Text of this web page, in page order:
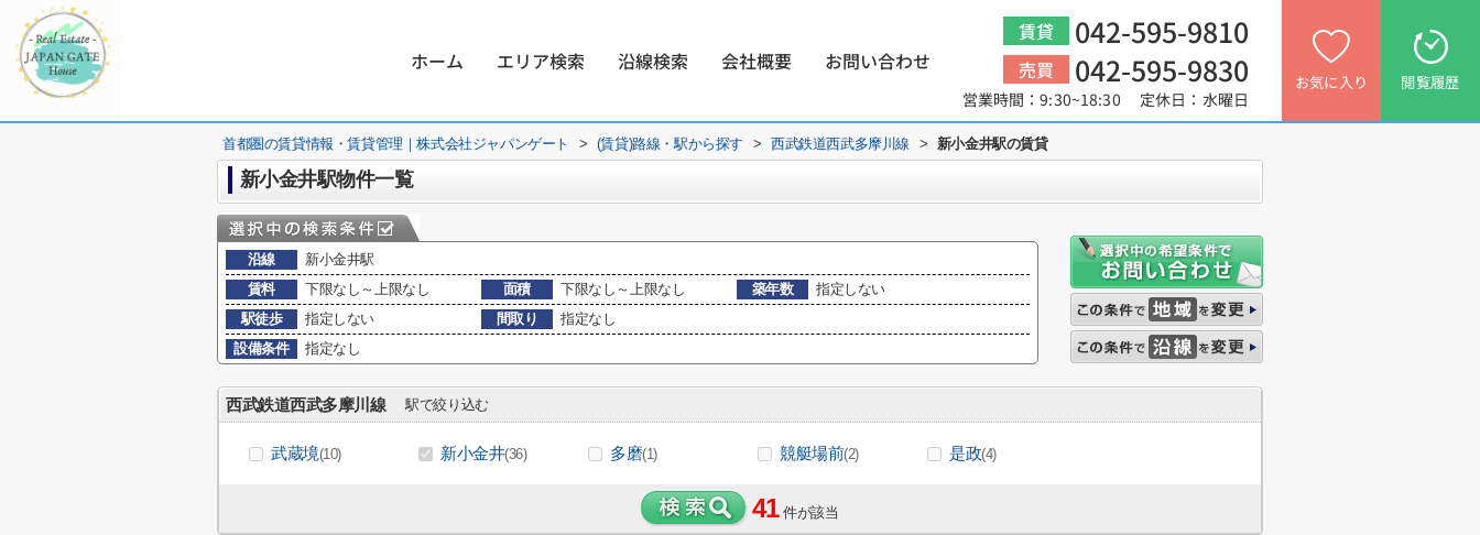
ホーム エリア検索 沿線検索 会社概要 お問い合わせ
賃貸 042-595-9810
売買 042-595-9830
営業時間：9:30~18:30 定休日：水曜日
お気に入り 閲覧履歴
首都圏の賃貸情報・賃貸管理｜株式会社ジャパンゲート > (賃貸)路線・駅から探す > 西武鉄道西武多摩川線 > 新小金井駅の賃貸
新小金井駅物件一覧
沿線
新小金井駅
賃料
下限なし～上限なし 面積 下限なし～上限なし 築年数
指定しない
駅徒歩
指定しない 間取り
指定なし
設備条件
指定なし
西武鉄道西武多摩川線 駅で絞り込む
武蔵境(10) 新小金井(36) 多磨(1) 競艇場前(2) 是政(4)
41 件が該当